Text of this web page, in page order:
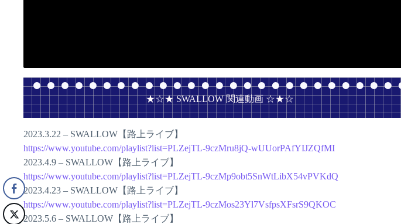
★☆★ SWALLOW 関連動画 ☆★☆
2023.3.22 – SWALLOW【路上ライブ】
https://www.youtube.com/playlist?list=PLZejTL-9czMru8jQ-wUUorPAfYIJZQfMI
2023.4.9 – SWALLOW【路上ライブ】
https://www.youtube.com/playlist?list=PLZejTL-9czMp9obt5SnWtLibX54vPVKdQ
2023.4.23 – SWALLOW【路上ライブ】
https://www.youtube.com/playlist?list=PLZejTL-9czMos23Yl7VsfpsXFsrS9QKOC
2023.5.6 – SWALLOW【路上ライブ】